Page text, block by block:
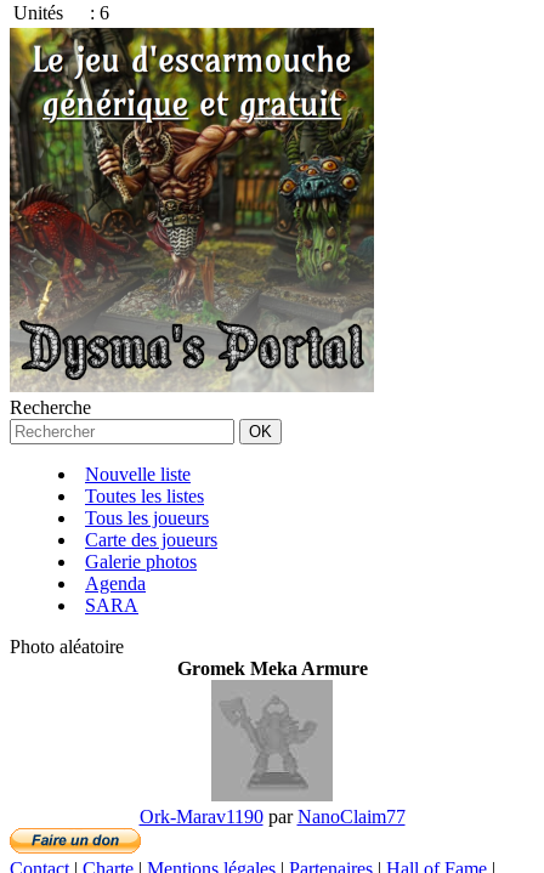
Unités
: 6
Recherche
Nouvelle liste
Toutes les listes
Tous les joueurs
Carte des joueurs
Galerie photos
Agenda
SARA
Photo aléatoire
Gromek Meka Armure
Ork-Marav1190parNanoClaim77
Contact | Charte | Mentions légales | Partenaires | Hall of Fame |